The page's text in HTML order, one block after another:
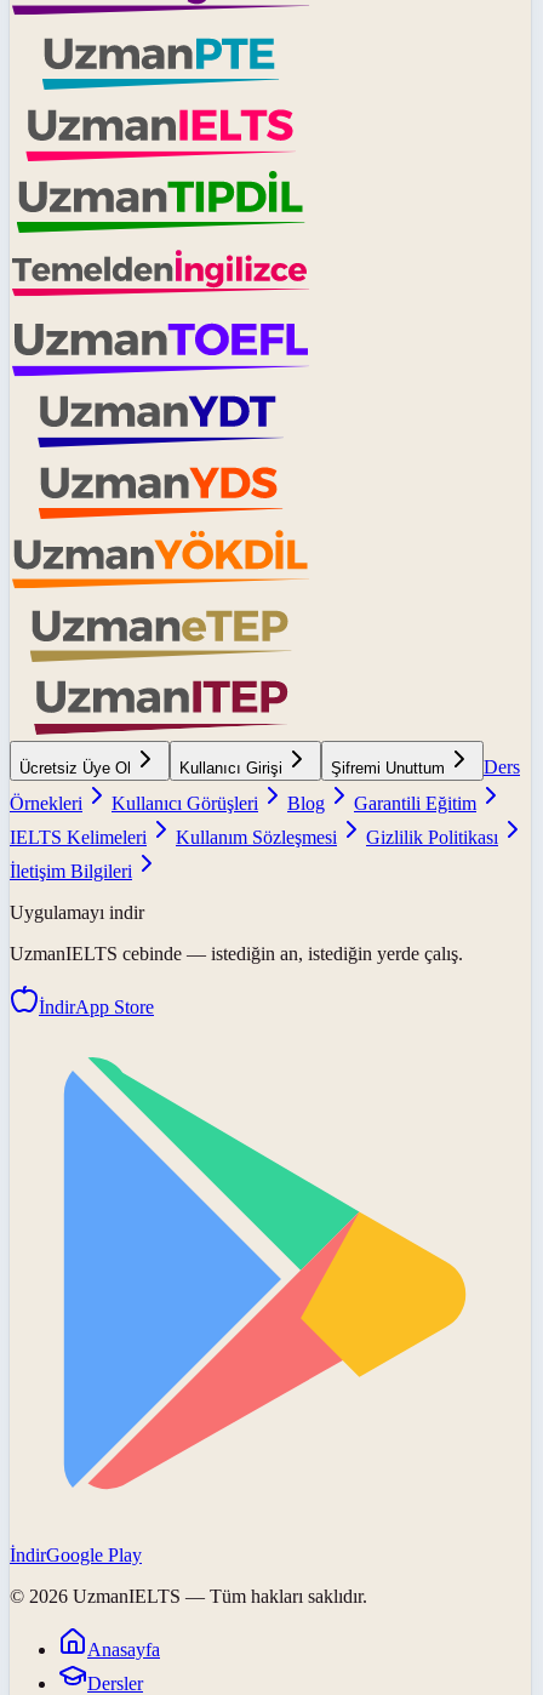
Ücretsiz Üye Ol Kullanıcı Girişi Şifremi Unuttum
Ders
Örnekleri
Kullanıcı Görüşleri Blog
Garantili Eğitim
IELTS Kelimeleri
Kullanım Sözleşmesi
Gizlilik Politikası
İletişim Bilgileri
Uygulamayı indir
UzmanIELTS cebinde — istediğin an, istediğin yerde çalış.
İndirApp Store
İndirGoogle Play
© 2026 UzmanIELTS — Tüm hakları saklıdır.
Anasayfa
Dersler